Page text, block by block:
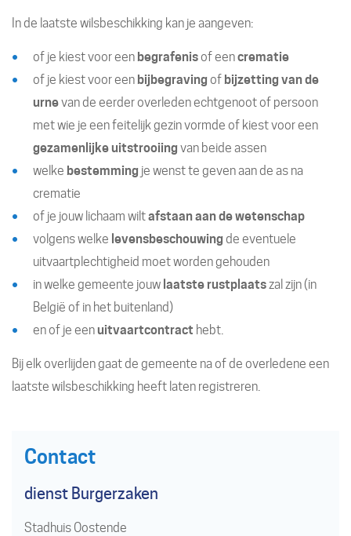
In de laatste wilsbeschikking kan je aangeven:
of je kiest voor een begrafenisof eencrematie
of je kiest voor een bijbegravingof bijzetting van de
urnevan de eerder overleden echtgenoot of persoon
met wie je een feitelijk gezin vormde of kiest voor een
gezamenlijke uitstrooiingvan beide assen
welke bestemming je wenst te geven aan de as na
crematie
of je jouw lichaam wiltafstaan aan de wetenschap
volgens welke levensbeschouwingde eventuele
uitvaartplechtigheid moet worden gehouden
in welke gemeente jouw laatste rustplaatszal zijn (in
België of in het buitenland)
en of je eenuitvaartcontract hebt.
Bij elk overlijden gaat de gemeente na of de overledene een
laatste wilsbeschikking heeft laten registreren.
Contact
dienst Burgerzaken
Gebouw
Stadhuis Oostende